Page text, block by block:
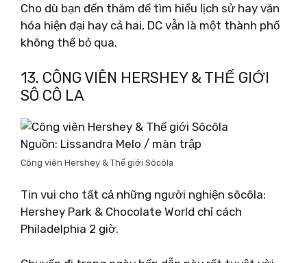
Cho dù bạn đến thăm để tìm hiểu lịch sử hay văn
hóa hiện đại hay cả hai, DC vẫn là một thành phố
không thể bỏ qua.
13. CÔNG VIÊN HERSHEY & THẾ GIỚI
SÔ CÔ LA
Nguồn: Lissandra Melo / màn trập
Công viên Hershey & Thế giới Sôcôla
Tin vui cho tất cả những người nghiện sôcôla:
Hershey Park & ​​Chocolate World chỉ cách
Philadelphia 2 giờ.